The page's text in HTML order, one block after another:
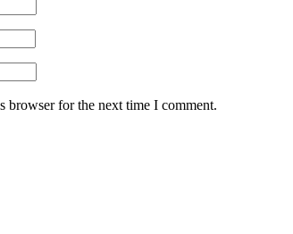
browser for the next time I comment.